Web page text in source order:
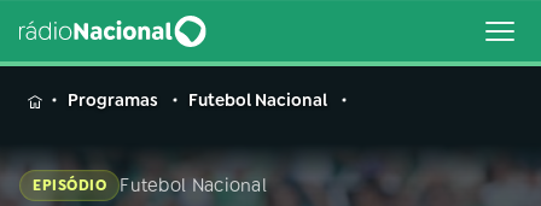
MENUProgramas Futebol Nacional
EPISÓDIO Futebol Nacional